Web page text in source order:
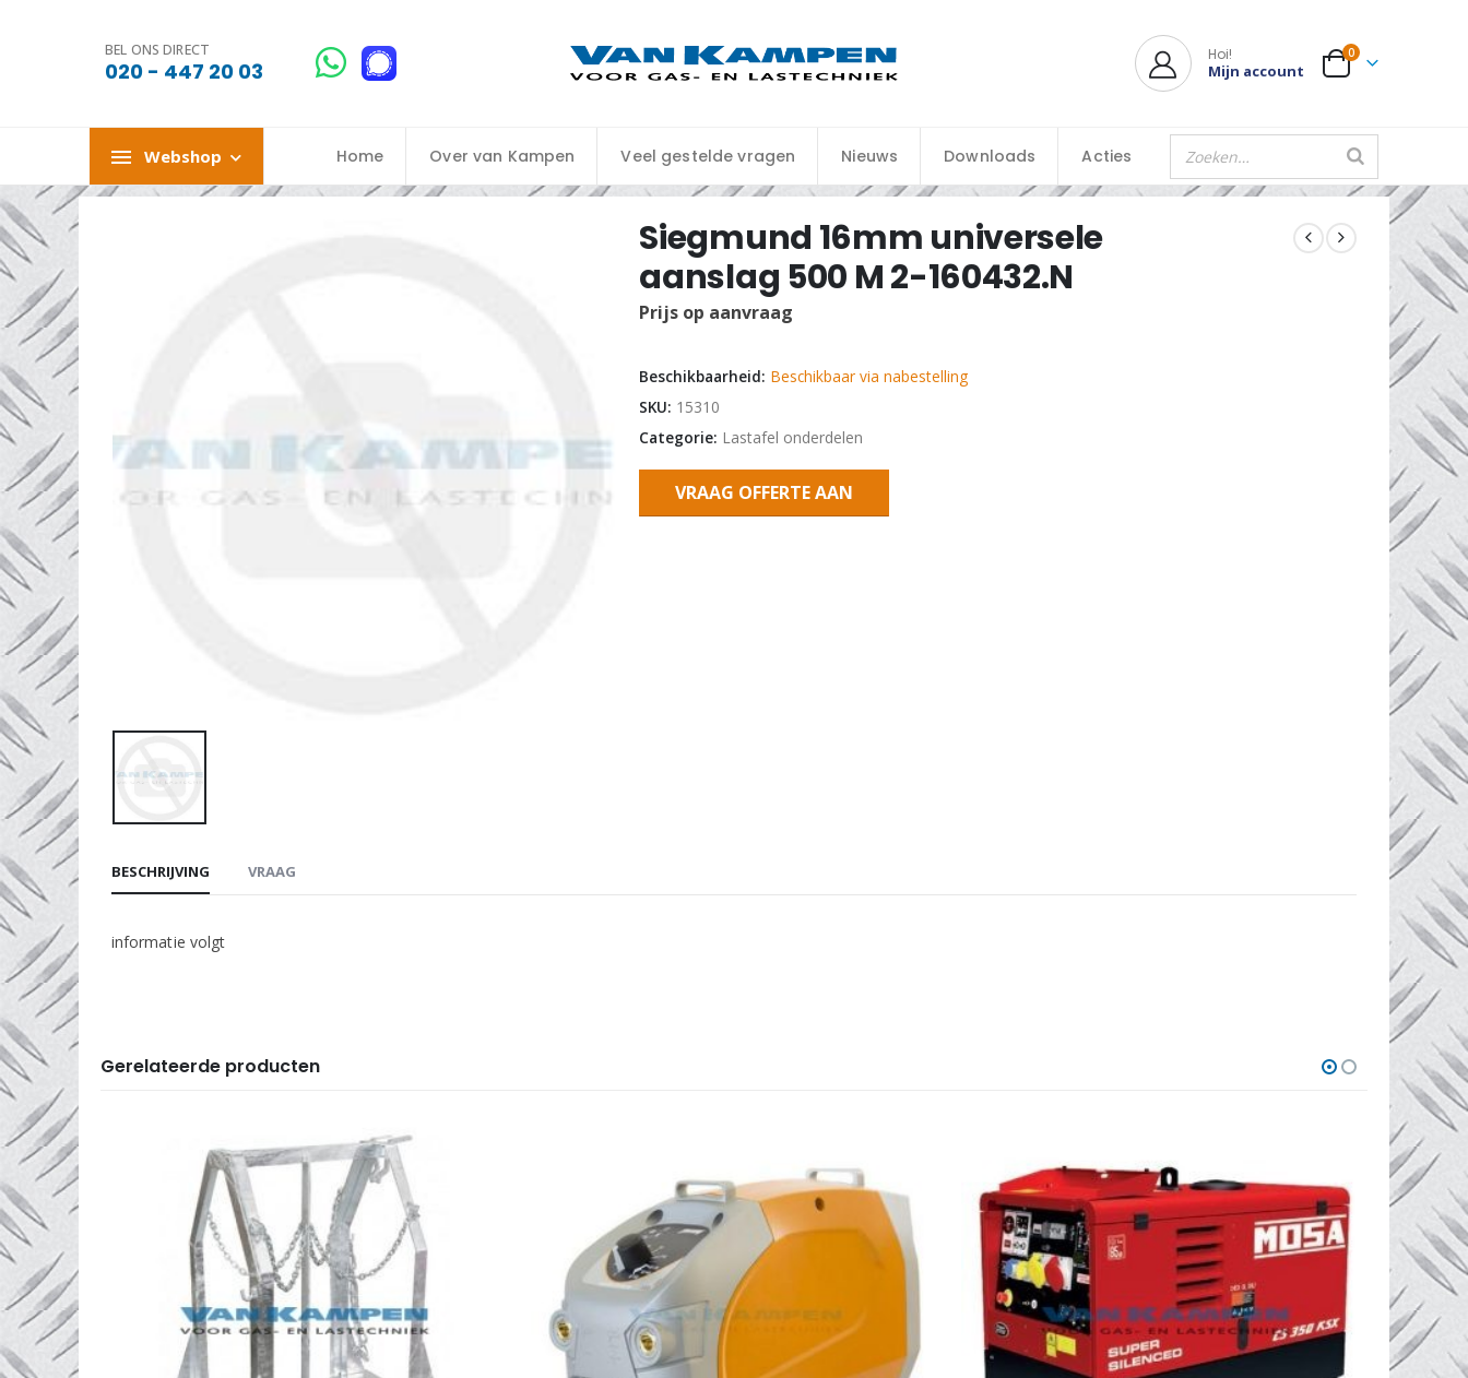
BEL ONS DIRECT
020 - 447 20 03
Hoi!
Mijn account
0
Webshop Home Over van Kampen Veel gestelde vragen Nieuws Downloads Acties
Siegmund 16mm universele
aanslag 500 M 2-160432.N
Prijs op aanvraag
Beschikbaarheid: Beschikbaar via nabestelling
SKU: 15310
Categorie: Lastafel onderdelen
VRAAG OFFERTE AAN
BESCHRIJVING VRAAG
informatie volgt
Gerelateerde producten